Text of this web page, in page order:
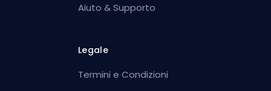
Aiuto & Supporto
Legale
Termini e Condizioni